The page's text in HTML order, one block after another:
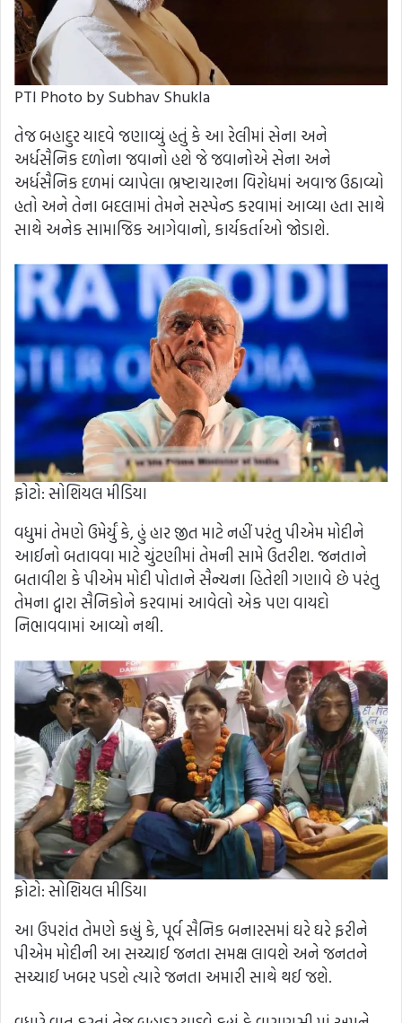
PTI Photo by Subhav Shukla
તેજ બહાદુર યાદવે જણાવ્યું હતું કે આ રેલીમાં સેના અને
અર્ધસૈનિક દળોના જવાનો હશે જે જવાનોએ સેના અને
અર્ધસૈનિક દળમાં વ્યાપેલા ભ્રષ્ટાચારના વિરોધમાં અવાજ ઉઠાવ્યો
હતો અને તેના બદલામાં તેમને સસ્પેન્ડ કરવામાં આવ્યા હતા સાથે
સાથે અનેક સામાજિક આગેવાનો, કાર્યકર્તાઓ જોડાશે.
ફોટો: સોશિયલ મીડિયા
વધુમાં તેમણે ઉમેર્યું કે, હું હાર જીત માટે નહીં પરંતુ પીએમ મોદીને
આઈનો બતાવવા માટે ચુંટણીમાં તેમની સામે ઉતરીશ. જનતાને
બતાવીશ કે પીએમ મોદી પોતાને સૈન્યના હિતેશી ગણાવે છે પરંતુ
તેમના દ્વારા સૈનિકોને કરવામાં આવેલો એક પણ વાયદો
નિભાવવામાં આવ્યો નથી.
ફોટો: સોશિયલ મીડિયા
આ ઉપરાંત તેમણે કહ્યું કે, પૂર્વ સૈનિક બનારસમાં ઘરે ઘરે ફરીને
પીએમ મોદીની આ સચ્ચાઈ જનતા સમક્ષ લાવશે અને જનતને
સચ્ચાઈ ખબર પડશે ત્યારે જનતા અમારી સાથે થઈ જશે.